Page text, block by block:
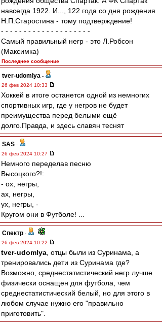
навсегда 1922. И..., 122 года со дня рождения
Н.П.Старостина - тому подтверждение!
- - - - - - - - - - - - - - - - - - - -
Самый правильный негр - это Л.Робсон
(Максимка)
Последнее сообщение
tver-udomlya -
26 фев 2024 10:33
Хоккей в итоге останется одной из немногих
спортивных игр, где у негров не будет
преимущества перед белыми ещё
долго.Правда, и здесь славян теснят
SAS -
26 фев 2024 10:27
Немного переделав песню
Высоцкого?!:
- ох, негры,
ах, негры,
ух, негры, -
Кругом они в Футболе! ...
Спектр -
26 фев 2024 10:22
tver-udomlya , отцы были из Суринама, а
тренировались дети из Суринама где?
Возможно, среднестатистический негр лучше
физически оснащен для футбола, чем
среднестатистический белый, но для этого в
любом случае нужно его "правильно
приготовить".